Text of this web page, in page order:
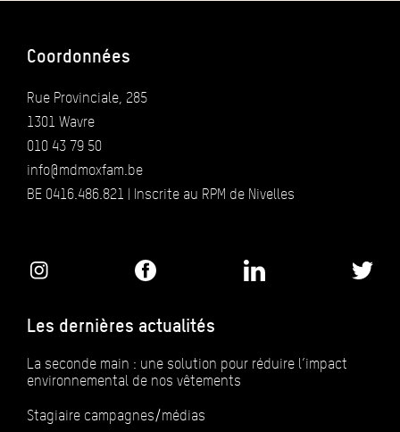
Coordonnées
Rue Provinciale, 285
1301 Wavre
010 43 79 50
info@mdmoxfam.be
BE 0416.486.821 | Inscrite au RPM de Nivelles
Les dernières actualités
La seconde main : une solution pour réduire l’impact
environnemental de nos vêtements
Stagiaire campagnes/médias